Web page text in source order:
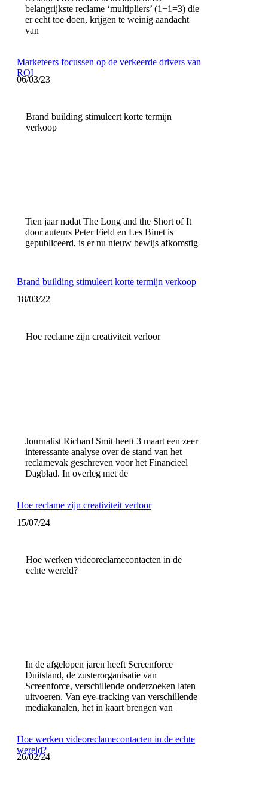
belangrijkste reclame ‘multipliers’ (1+1=3) die
er echt toe doen, krijgen te weinig aandacht
van
Marketeers focussen op de verkeerde drivers van
ROI
06/03/23
Brand building stimuleert korte termijn
verkoop
Tien jaar nadat The Long and the Short of It
door auteurs Peter Field en Les Binet is
gepubliceerd, is er nu nieuw bewijs afkomstig
Brand building stimuleert korte termijn verkoop
18/03/22
Hoe reclame zijn creativiteit verloor
Journalist Richard Smit heeft 3 maart een zeer
interessante analyse over de stand van het
reclamevak geschreven voor het Financieel
Dagblad. In overleg met de
Hoe reclame zijn creativiteit verloor
15/07/24
Hoe werken videoreclamecontacten in de
echte wereld?
In de afgelopen jaren heeft Screenforce
Duitsland, de zusterorganisatie van
Screenforce, verschillende onderzoeken laten
uitvoeren. Van eye-tracking van verschillende
mediakanalen, het in kaart brengen van
Hoe werken videoreclamecontacten in de echte
wereld?
26/02/24